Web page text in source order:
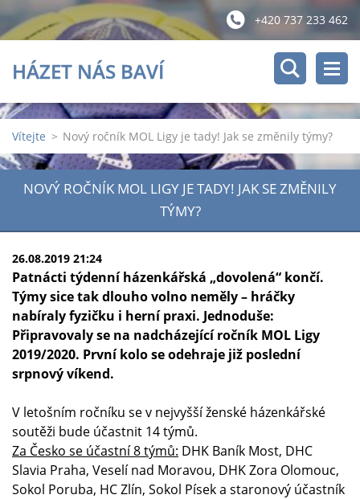
+420 737 233 462
HÁZET NÁS BAVÍ
Vítejte > Nový ročník MOL Ligy je tady! Jak se změnily týmy?
NOVÝ ROČNÍK MOL LIGY JE TADY! JAK SE ZMĚNILY
TÝMY?
26.08.2019 21:24
Patnácti týdenní házenkářská „dovolená“ končí.
Týmy sice tak dlouho volno neměly – hráčky
nabíraly fyzičku i herní praxi. Jednoduše:
Připravovaly se na nadcházející ročník MOL Ligy
2019/2020. První kolo se odehraje již poslední
srpnový víkend.
V letošním ročníku se v nejvyšší ženské házenkářské
soutěži bude účastnit 14 týmů.
Za Česko se účastní 8 týmů: DHK Baník Most, DHC
Slavia Praha, Veselí nad Moravou, DHK Zora Olomouc,
Sokol Poruba, HC Zlín, Sokol Písek a staronový účastník